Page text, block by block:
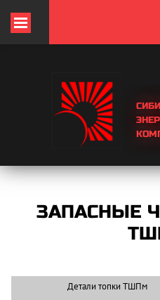
ЗАПАСНЫЕ
Детали топки ТШПм